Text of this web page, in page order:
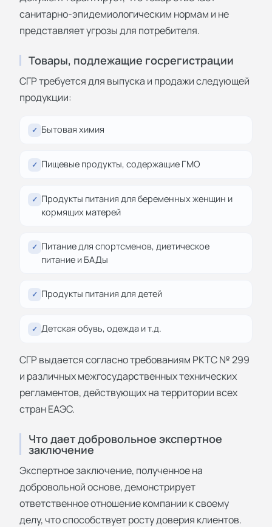
санитарно-эпидемиологическим нормам и не
представляет угрозы для потребителя.
Товары, подлежащие госрегистрации
СГР требуется для выпуска и продажи следующей
продукции:
✓ Бытовая химия
✓ Пищевые продукты, содержащие ГМО
✓ Продукты питания для беременных женщин и
кормящих матерей
✓ Питание для спортсменов, диетическое
питание и БАДы
✓ Продукты питания для детей
✓ Детская обувь, одежда и т.д.
СГР выдается согласно требованиям РКТС № 299
и различных межгосударственных технических
регламентов, действующих на территории всех
стран ЕАЭС.
Что дает добровольное экспертное
заключение
Экспертное заключение, полученное на
добровольной основе, демонстрирует
ответственное отношение компании к своему
делу, что способствует росту доверия клиентов.